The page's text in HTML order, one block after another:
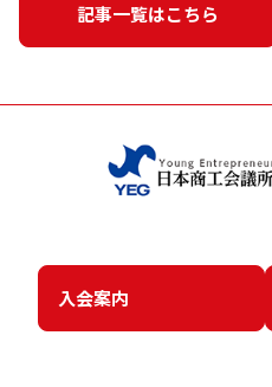
記事一覧はこちら
入会案内